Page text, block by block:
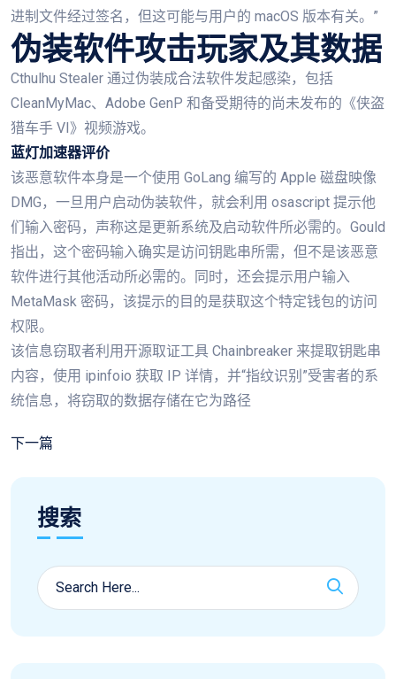
进制文件经过签名，但这可能与用户的 macOS 版本有关。”
伪装软件攻击玩家及其数据
Cthulhu Stealer 通过伪装成合法软件发起感染，包括
CleanMyMac、Adobe GenP 和备受期待的尚未发布的《侠盗
猎车手 VI》视频游戏。
蓝灯加速器评价
该恶意软件本身是一个使用 GoLang 编写的 Apple 磁盘映像
DMG，一旦用户启动伪装软件，就会利用 osascript 提示他
们输入密码，声称这是更新系统及启动软件所必需的。Gould
指出，这个密码输入确实是访问钥匙串所需，但不是该恶意
软件进行其他活动所必需的。同时，还会提示用户输入
MetaMask 密码，该提示的目的是获取这个特定钱包的访问
权限。
该信息窃取者利用开源取证工具 Chainbreaker 来提取钥匙串
内容，使用 ipinfoio 获取 IP 详情，并“指纹识别”受害者的系
统信息，将窃取的数据存储在它为路径
下一篇
搜索